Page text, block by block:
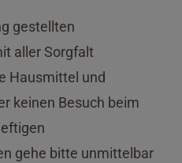
gestellten
aller Sorgfalt
Hausmittel und
keinen Besuch beim
gehe bitte unmittelbar